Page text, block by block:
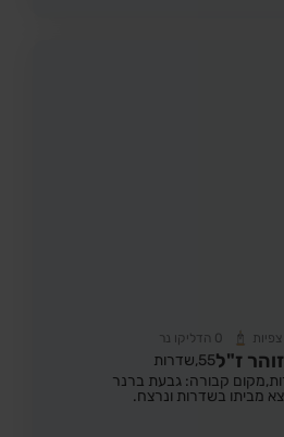
צפיות 0 הדליקו נר
ז"ל55, שדרות
מקום קבורה: גבעת ברנר
מביתו בשדרות ונרצח.